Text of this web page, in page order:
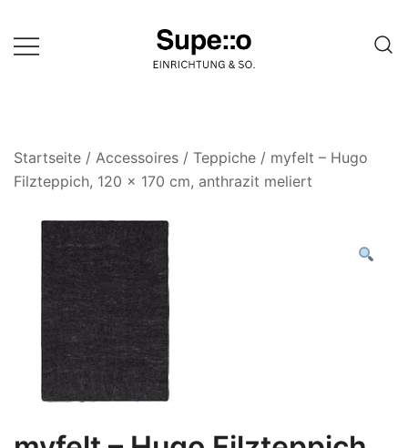
zum
Inhalt
einer Website
Startseite / Accessoires / Teppiche / myfelt – Hugo
Filzteppich, 120 x 170 cm, anthrazit meliert